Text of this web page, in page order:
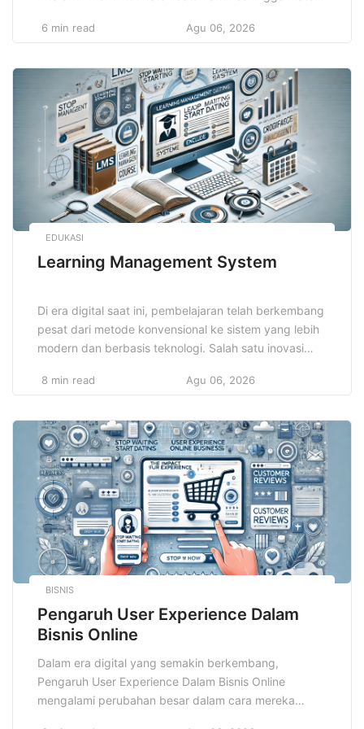
memadukan berbagai metode yang membuat proses
optimal. Dengan memanfaatkan teknik ini, pelajar
dapat meningkatkan motivasi serta kemampuan
berpikir kritis. Teknik […]
6 min read Agu 06, 2026
EDUKASI
Learning Management System
Di era digital saat ini, pembelajaran telah berkembang
pesat dari metode konvensional ke sistem yang lebih
modern dan berbasis teknologi. Salah satu inovasi
adalah Learning Management System, yang
untuk mengelola, menyampaikan, serta melacak
pembelajaran secara efisien. Namun, dengan
kemudahan yang diberikan oleh teknologi, juga […]
8 min read Agu 06, 2026
BISNIS
Pengaruh User Experience Dalam
Bisnis Online
Dalam era digital yang semakin berkembang,
Pengaruh User Experience Dalam Bisnis Online
mengalami perubahan besar dalam cara mereka